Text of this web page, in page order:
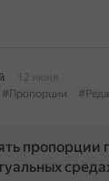
12 июня
#Пропорции
пропорции